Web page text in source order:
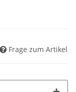
Frage zum Artikel